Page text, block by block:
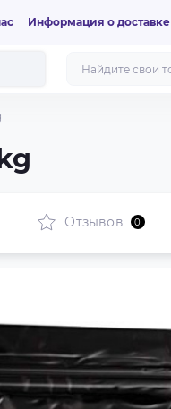
Информация о доставке
Отзывов 0